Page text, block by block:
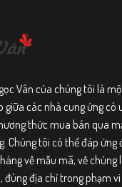
Vân của chúng tôi là
giữa các nhà cung ứng có
thức mua bán qua
Chúng tôi có thể đáp ứng
về mẫu mã, về chủng
đúng địa chỉ trong phạm